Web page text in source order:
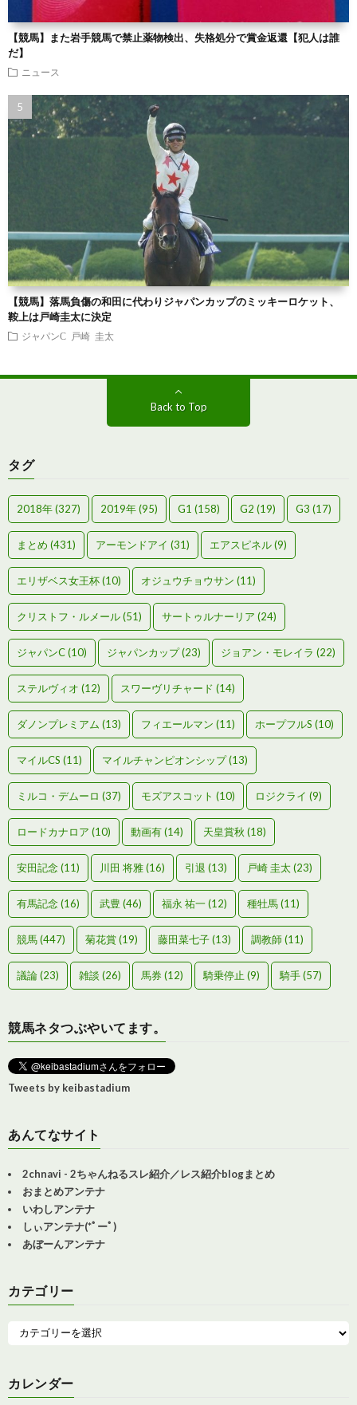
【競馬】また岩手競馬で禁止薬物検出、失格処分で賞金返還【犯人は誰
だ】
ニュース
【競馬】落馬負傷の和田に代わりジャパンカップのミッキーロケット、
鞍上は戸崎圭太に決定
ジャパンC 戸崎 圭太
Back to Top
タグ
2018年(327) 2019年(95) G1 (158) G2 (19) G3 (17)
まとめ (431) アーモンドアイ (31) エアスピネル(9)
エリザベス女王杯(10) オジュウチョウサン (11)
クリストフ・ルメール(51) サートゥルナーリア (24)
ジャパンC(10) ジャパンカップ(23) ジョアン・モレイラ (22)
ステルヴィオ (12) スワーヴリチャード (14)
ダノンプレミアム (13) フィエールマン (11) ホープフルS (10)
マイルCS (11) マイルチャンピオンシップ(13)
ミルコ・デムーロ (37) モズアスコット (10) ロジクライ (9)
ロードカナロア (10) 動画有(14) 天皇賞秋 (18)
安田記念(11) 川田 将雅(16) 引退 (13) 戸崎 圭太(23)
有馬記念(16) 武豊 (46) 福永 祐一(12) 種牡馬(11)
競馬(447) 菊花賞(19) 藤田菜七子(13) 調教師(11)
議論(23) 雑談 (26) 馬券(12) 騎乗停止 (9) 騎手(57)
競馬ネタつぶやいてます。
Tweets by keibastadium
あんてなサイト
2chnavi - 2ちゃんねるスレ紹介／レス紹介blogまとめ
おまとめアンテナ
いわしアンテナ
しぃアンテナ(*ﾟーﾟ)
あぼーんアンテナ
カテゴリー
カレンダー